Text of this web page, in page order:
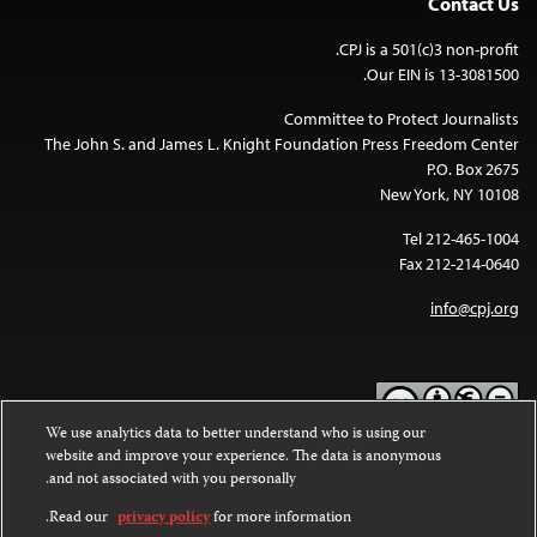
CPJ is a 501(c)3 non-profit.
Our EIN is 13-3081500.
Committee to Protect Journalists
The John S. and James L. Knight Foundation Press Freedom Center
P.O. Box 2675
New York, NY 10108
Tel 212-465-1004
Fax 212-214-0640
info@cpj.org
Except where noted, text on this website is licensed under a
Commons Attribution-NonCommercial-NoDerivatives 4.0
We use analytics data to better understand who is using our
website and improve your experience. The data is anonymous
and not associated with you personally.
Read our privacy policyfor more information.